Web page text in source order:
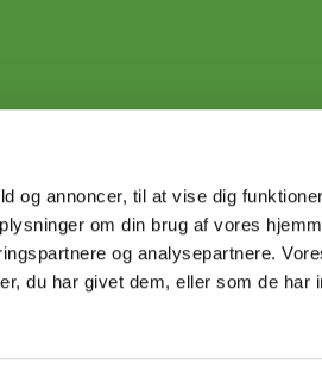
og annoncer, til at vise dig
om din brug af vores
og analysepartnere.
du har givet dem, eller som de har